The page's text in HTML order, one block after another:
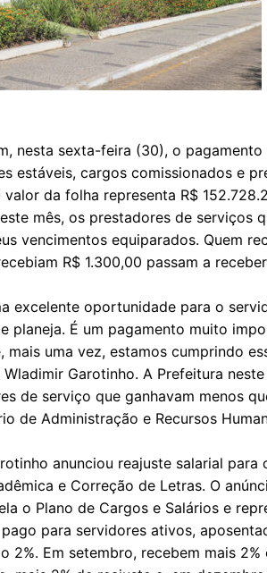
nesta sexta-feira (30), o pagamento
estáveis, cargos comissionados e
da folha representa R$
mês, os prestadores de serviços
vencimentos equiparados. Quem
R$ 1.300,00 passam a
excelente oportunidade para o
planeja. É um pagamento muito
uma vez, estamos cumprindo
Garotinho. A Prefeitura neste
de serviço que ganhavam menos
de Administração e Recursos
anunciou reajuste salarial para
e Correção de Letras. O
o Plano de Cargos e Salários e
para servidores ativos,
Em setembro, recebem mais 2%